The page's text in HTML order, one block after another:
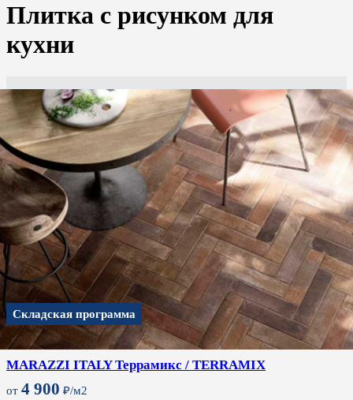
Плитка с рисунком для
кухни
Складская программа
MARAZZI ITALY Террамикс / TERRAMIX
от 4 900 ₽/м2